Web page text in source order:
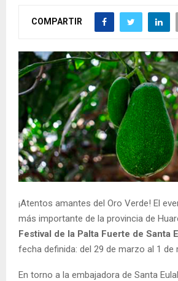
COMPARTIR
¡Atentos amantes del Oro Verde! El
más importante de la provincia de
Festival de la Palta Fuerte de Santa
fecha definida: del 29 de marzo al 1 de
En torno a la embajadora de Santa